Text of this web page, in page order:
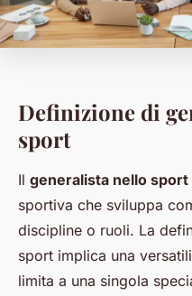
Definizione di
sport
Il generalista nello sport
sportiva che sviluppa
discipline o ruoli. La
sport implica una
limita a una singola